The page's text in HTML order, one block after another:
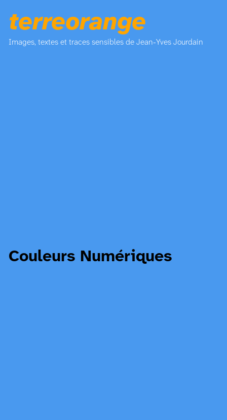
terreorange
Images, textes et traces sensibles de Jean-Yves Jourdain
Couleurs Numériques